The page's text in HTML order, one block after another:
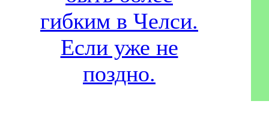
гибким в Челси.
Если уже не
поздно.